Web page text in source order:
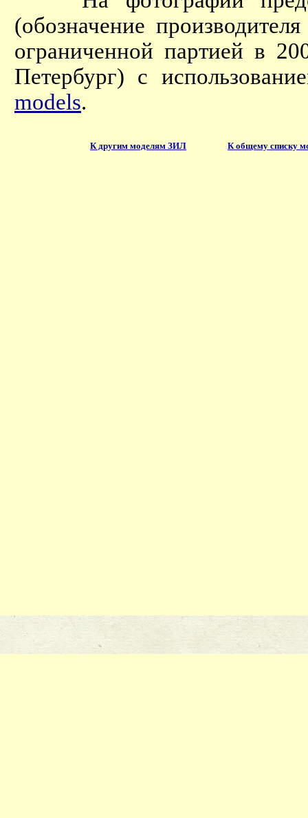
(обозначение
ограниченной партией в
Петербург) с
models.
К другим моделям ЗИЛ К общему списку